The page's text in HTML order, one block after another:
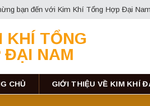
bạn đến với Kim Khí Tổng Hợp Đại
CHỦ GIỚI THIỆU VỀ KIM KHÍ